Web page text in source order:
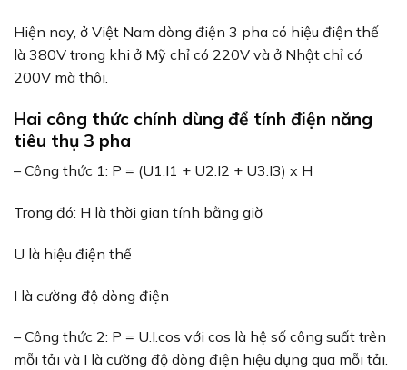
Hiện nay, ở Việt Nam dòng điện 3 pha có hiệu điện thế
là 380V trong khi ở Mỹ chỉ có 220V và ở Nhật chỉ có
200V mà thôi.
Hai công thức chính dùng để tính điện năng
tiêu thụ 3 pha
– Công thức 1: P = (U1.I1 + U2.I2 + U3.I3) x H
Trong đó: H là thời gian tính bằng giờ
U là hiệu điện thế
I là cường độ dòng điện
– Công thức 2: P = U.I.cos với cos là hệ số công suất trên
mỗi tải và I là cường độ dòng điện hiệu dụng qua mỗi tải.